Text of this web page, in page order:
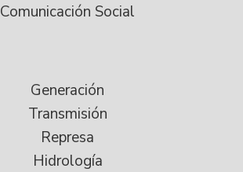
Comunicación Social
Generación
Transmisión
Represa
Hidrología